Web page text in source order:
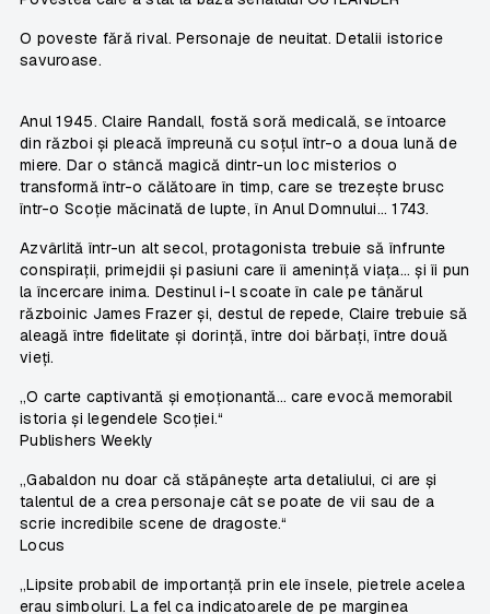
O poveste fără rival. Personaje de neuitat. Detalii istorice
savuroase.
Anul 1945. Claire Randall, fostă soră medicală, se întoarce
din război și pleacă împreună cu soțul într-o a doua lună de
miere. Dar o stâncă magică dintr-un loc misterios o
transformă într-o călătoare în timp, care se trezește brusc
într-o Scoție măcinată de lupte, în Anul Domnului… 1743.
Azvârlită într-un alt secol, protagonista trebuie să înfrunte
conspirații, primejdii și pasiuni care îi amenință viața… și îi pun
la încercare inima. Destinul i-l scoate în cale pe tânărul
războinic James Frazer și, destul de repede, Claire trebuie să
aleagă între fidelitate și dorință, între doi bărbați, între două
vieți.
„O carte captivantă și emoționantă… care evocă memorabil
istoria și legendele Scoției.“
Publishers Weekly
„Gabaldon nu doar că stăpânește arta detaliului, ci are și
talentul de a crea personaje cât se poate de vii sau de a
scrie incredibile scene de dragoste.“
Locus
„Lipsite probabil de importanță prin ele însele, pietrele acelea
erau simboluri. La fel ca indicatoarele de pe marginea